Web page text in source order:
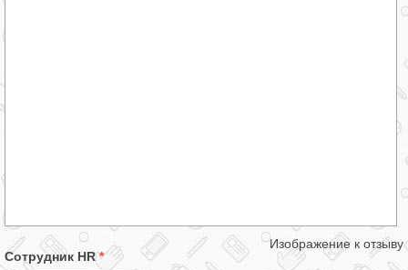
Изображение к отзыву
Сотрудник HR*